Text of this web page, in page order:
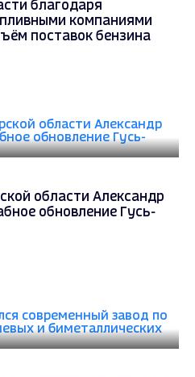
благодаря
компаниями
поставок бензина
области Александр
обновление Гусь-